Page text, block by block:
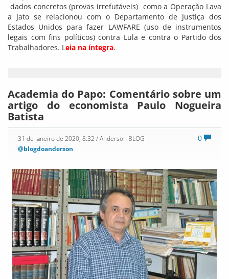
dados concretos (provas irrefutáveis) como a Operação Lava
a Jato se relacionou com o Departamento de Justiça dos
Estados Unidos para fazer LAWFARE (uso de instrumentos
legais com fins políticos) contra Lula e contra o Partido dos
Trabalhadores. Leia na íntegra.
Academia do Papo: Comentário sobre um
artigo do economista Paulo Nogueira
Batista
0
31 de janeiro de 2020, 8:32 / Anderson BLOG
@blogdoanderson